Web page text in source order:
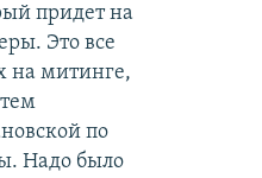
придет на
Это все
на митинге,
по
Надо было